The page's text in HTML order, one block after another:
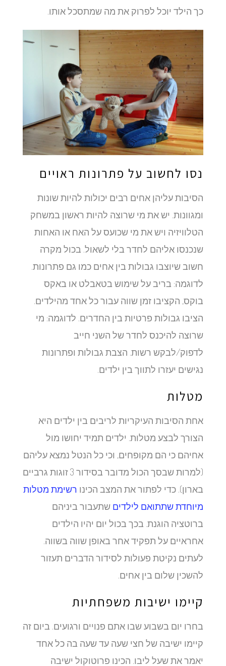
כך הילד יוכל לפרוק את מה שמתסכל אותו.
נסו לחשוב על פתרונות ראויים
הסיבות עליהן אחים רבים יכולות להיות שונות
ומגוונות. יש את מי שרוצה להיות ראשון במשחק
הטלוויזיה ויש את מי שכועס על האח או האחות
שנכנסו אליהם לחדר בלי לשאול. בכול מקרה
חשוב שיוצבו גבולות בין אחים כמו גם פתרונות.
לדוגמה: בריב על שימוש בטאבלט או באקס
בוקס, הקציבו זמן שווה עבור כל אחד מהילדים.
הציבו גבולות פרטיות בין החדרים. לדוגמה: מי
שרוצה להיכנס לחדר של השני חייב
לדפוק/לבקש רשות. הצבת גבולות ופתרונות
נגישים יעזרו לתווך בין ילדים.
מטלות
אחת הסיבות העיקריות לריבים בין ילדים היא
הצורך לבצע מטלות. ילדים תמיד יחושו מול
אחיהם כי הם מקופחים, וכי כל הנטל נמצא עליהם
(למרות שבסך הכול מדובר בסידור 3 זוגות גרביים
בארון). כדי לפתור את המצב הכינורשימת מטלות
מיוחדת שתתואם לילדיםשתעבור ביניהם
ברוטציה הוגנת. בכך בכול יום יהיו הילדים
אחראיים על תפקיד אחר באופן שווה בשווה.
לעתים נקיטת פעולות לסידור הדברים תעזור
להשכין שלום בין אחים.
קיימו ישיבות משפחתיות
בחרו יום בשבוע שבו אתם פנויים ורגועים. ביום זה
קיימו ישיבה של חצי שעה עד שעה בה כל אחד
יאמר את שעל ליבו. הכינו פרוטוקול ישיבה